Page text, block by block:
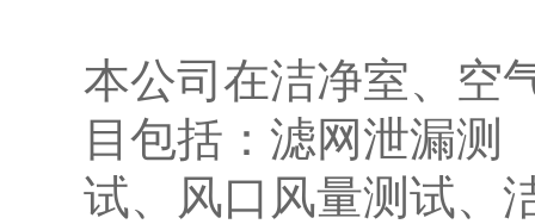
本公司在洁净室、空
目包括：滤网泄漏测
试、风口风量测试、